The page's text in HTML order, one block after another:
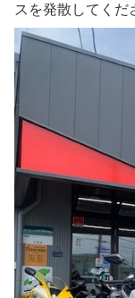
スを発散してくだ